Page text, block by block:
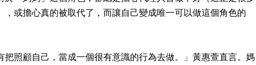
，或擔心真的被取代了，而讓自己變成唯一可以做這個角色的
把照顧自己，當成一個很有意識的行為去做。」黃惠萱直言。媽